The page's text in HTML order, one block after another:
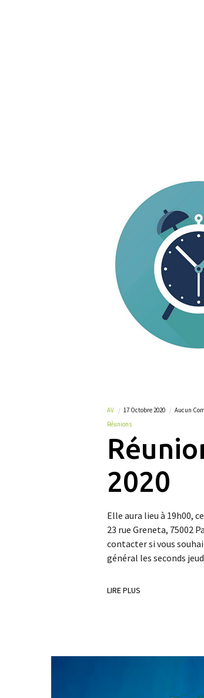
AV 17 Octobre 2020
Aucun
Réunions
2020
Elle aura lieu à 19h00,
23 rue Greneta, 75002
contacter si vous
général les seconds
LIRE PLUS